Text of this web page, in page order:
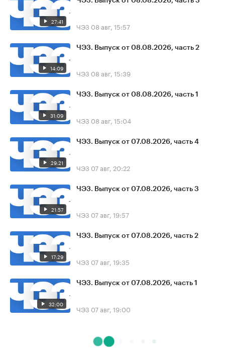
27:41 ЧЭЗ 08 авг, 15:57
14:09
ЧЭЗ. Выпуск от 08.08.2026, часть 2
ЧЭЗ 08 авг, 15:39
31:09
ЧЭЗ. Выпуск от 08.08.2026, часть 1
ЧЭЗ 08 авг, 15:04
29:21
ЧЭЗ. Выпуск от 07.08.2026, часть 4
ЧЭЗ 07 авг, 20:22
21:57
ЧЭЗ. Выпуск от 07.08.2026, часть 3
ЧЭЗ 07 авг, 19:57
17:29
ЧЭЗ. Выпуск от 07.08.2026, часть 2
ЧЭЗ 07 авг, 19:35
32:00
ЧЭЗ. Выпуск от 07.08.2026, часть 1
ЧЭЗ 07 авг, 19:00